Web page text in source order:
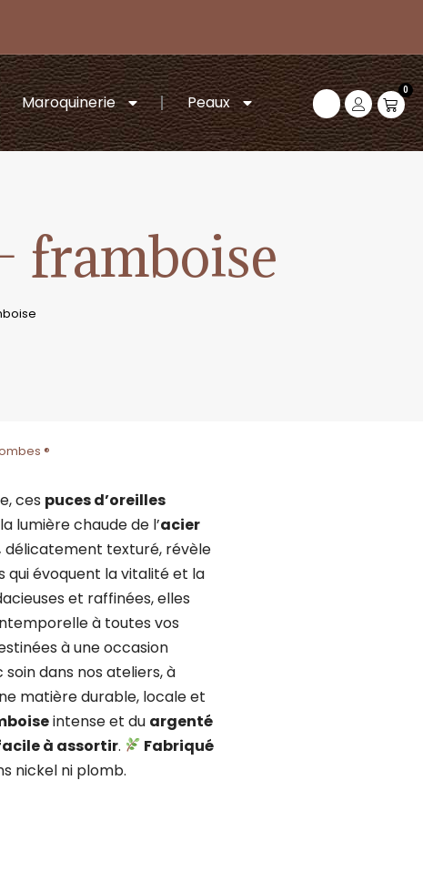
Maroquinerie Peaux
0
framboise
®
ces puces d’oreilles
lumière chaude de l’acier
délicatement texturé, révèle
évoquent la vitalité et la
et raffinées, elles
à toutes vos
à une occasion
dans nos ateliers, à
matière durable, locale et
intense et du argenté
à assortir.
Fabriqué
nickel ni plomb.